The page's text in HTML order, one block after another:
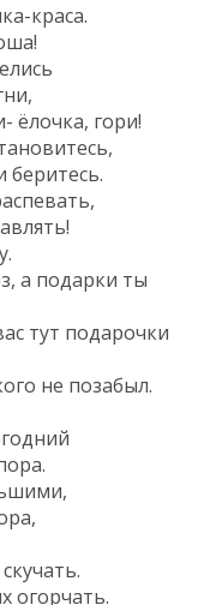
краса.
ёлочка, гори!
беритесь.
а подарки ты
тут подарочки
не позабыл.
огорчать.